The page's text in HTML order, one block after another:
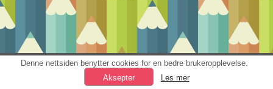
Denne nettsiden benytter cookies for en bedre brukeropplevelse.
Les mer